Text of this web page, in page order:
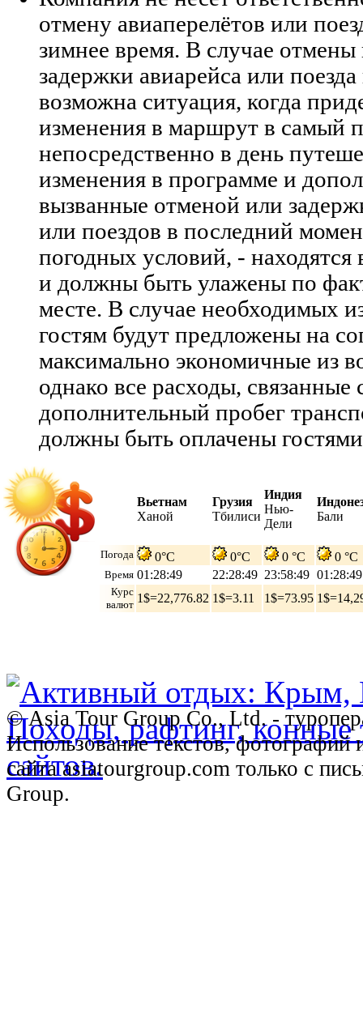
отмену авиаперелётов или
зимнее время. В случае
задержки авиарейса или поезда
возможна ситуация, когда
изменения в маршрут в самый
непосредственно в день
изменения в программе и
вызванные отменой или
или поездов в последний
погодных условий, - находятся
и должны быть улажены по
месте. В случае необходимых
гостям будут предложены на
максимально экономичные из
однако все расходы, связанные
дополнительный пробег
должны быть оплачены
Вьетнам
Ханой
Грузия
Тбилиси
Индия
Нью-
Дели
Бали
Погода 0°C 0°C 0 °C 0 °C
Время 01:28:50 22:28:50 23:58:50 01:28:50
Курс
валют 1$=22,776.82 1$=3.11 1$=73.95
© Asia Tour Group Co., Ltd. -
Использование текстов,
сайта asiatourgroup.com только с
Group.